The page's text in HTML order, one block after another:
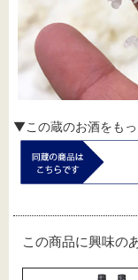
▼この蔵のお酒をもっ
この商品に興味の